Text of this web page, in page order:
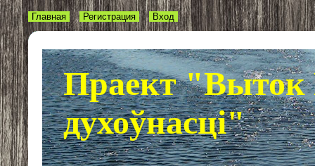
Праект "Выток
духоўнасці"
Главная Регистрация Вход